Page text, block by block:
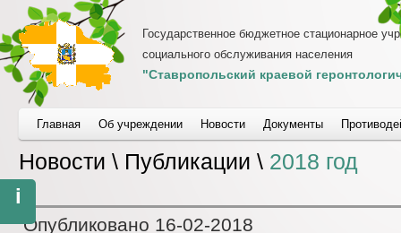
Государственное бюджетное стационарное
социального обслуживания населения
"Ставропольский краевой
i
Главная Об учреждении Новости Документы
Новости \ Публикации \ 2018 год
Опубликовано 16-02-2018